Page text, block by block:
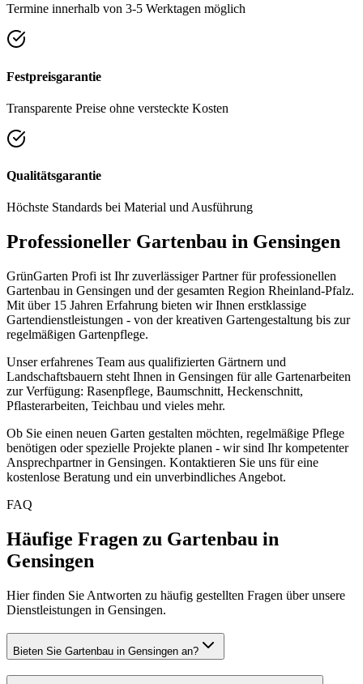
Termine innerhalb von 3-5 Werktagen möglich
Festpreisgarantie
Transparente Preise ohne versteckte Kosten
Qualitätsgarantie
Höchste Standards bei Material und Ausführung
Professioneller Gartenbau in Gensingen
GrünGarten Profi ist Ihr zuverlässiger Partner für professionellen
Gartenbau in Gensingen und der gesamten Region Rheinland-Pfalz.
Mit über 15 Jahren Erfahrung bieten wir Ihnen erstklassige
Gartendienstleistungen - von der kreativen Gartengestaltung bis zur
regelmäßigen Gartenpflege.
Unser erfahrenes Team aus qualifizierten Gärtnern und
Landschaftsbauern steht Ihnen in Gensingen für alle Gartenarbeiten
zur Verfügung: Rasenpflege, Baumschnitt, Heckenschnitt,
Pflasterarbeiten, Teichbau und vieles mehr.
Ob Sie einen neuen Garten gestalten möchten, regelmäßige Pflege
benötigen oder spezielle Projekte planen - wir sind Ihr kompetenter
Ansprechpartner in Gensingen. Kontaktieren Sie uns für eine
kostenlose Beratung und ein unverbindliches Angebot.
FAQ
Häufige Fragen zu Gartenbau in
Gensingen
Hier finden Sie Antworten zu häufig gestellten Fragen über unsere
Dienstleistungen in Gensingen.
Bieten Sie Gartenbau in Gensingen an?